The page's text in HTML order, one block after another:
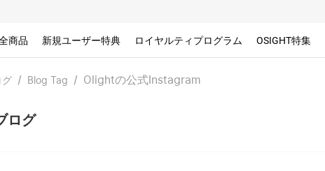
商品 新規ユーザー特典 ロイヤルティプログラム OSIGHT特集
グ / Blog Tag / Olightの公式Instagram
ログ